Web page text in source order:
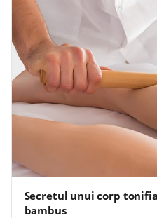
Secretul unui corp
bambus